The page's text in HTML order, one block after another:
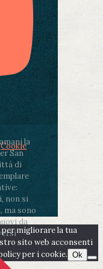
la
San
di
non si
ma sono
da
Cookie
migliorare la tua
sito web acconsenti
per i cookie. Ok